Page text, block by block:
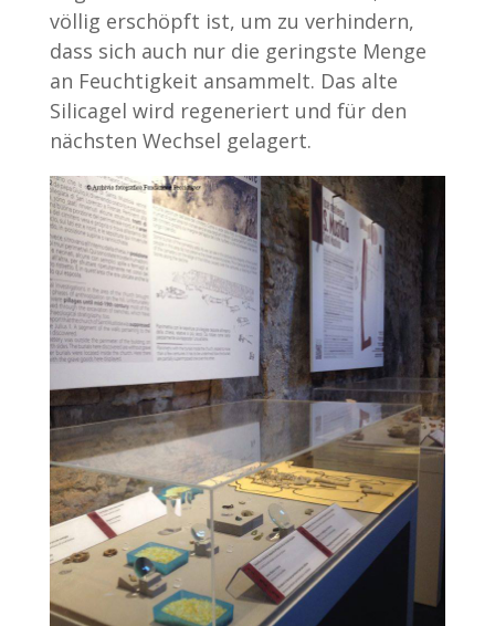
völlig erschöpft ist, um zu verhindern,
dass sich auch nur die geringste Menge
an Feuchtigkeit ansammelt. Das alte
Silicagel wird regeneriert und für den
nächsten Wechsel gelagert.